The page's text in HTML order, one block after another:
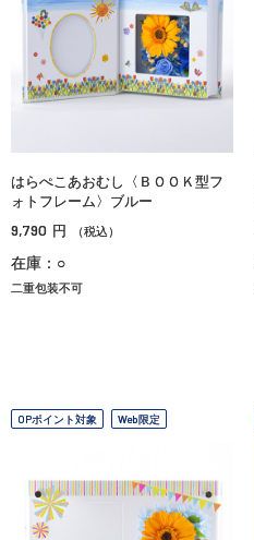
はらぺこあおむし〈ＢＯＯＫ型フ
ォトフレーム〉ブルー
9,790 円 （税込）
在庫：○
二重包装不可
OPポイント対象 Web限定